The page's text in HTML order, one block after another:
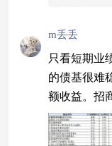
m丢丢
只看短期业
的债基很难
额收益。招
账面变化幅
刻焦虑账面